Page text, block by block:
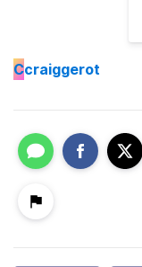
Ccraiggerot